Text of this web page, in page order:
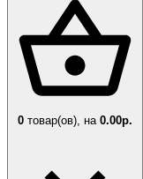
0 товар(ов), на 0.00р.